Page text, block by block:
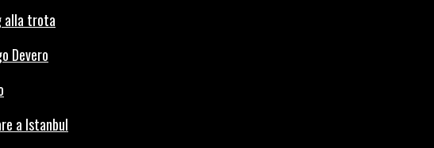
alla trota